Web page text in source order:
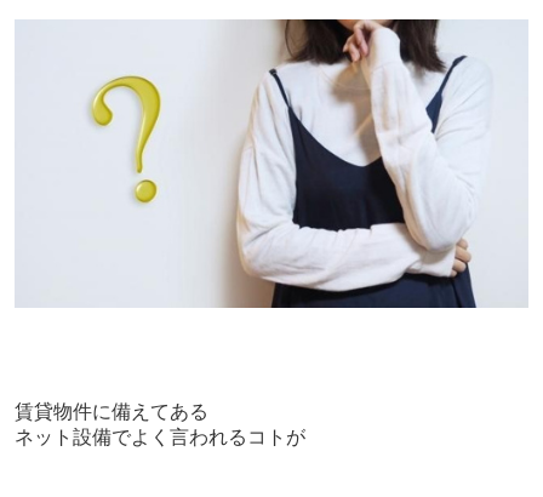
賃貸物件に備えてある
ネット設備でよく言われるコトが